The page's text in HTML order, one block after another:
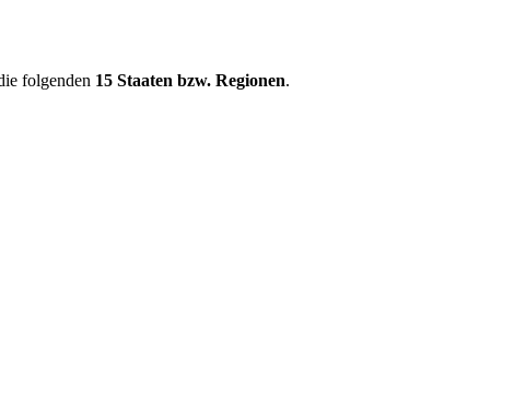
folgenden 15 Staaten bzw. Regionen.